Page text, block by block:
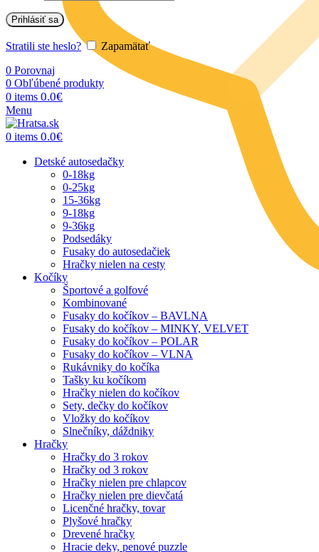
Prihlásiť sa
Stratili ste heslo?
Zapamätať
0 Porovnaj
0 Obľúbené produkty
0 items 0.0€
Menu
0 items 0.0€
Detské autosedačky
0-18kg
0-25kg
15-36kg
9-18kg
9-36kg
Podsedáky
Fusaky do autosedačiek
Hračky nielen na cesty
Kočíky
Športové a golfové
Kombinované
Fusaky do kočíkov – BAVLNA
Fusaky do kočíkov – MINKY, VELVET
Fusaky do kočíkov – POLAR
Fusaky do kočíkov – VLNA
Rukávniky do kočíka
Tašky ku kočíkom
Hračky nielen do kočíkov
Sety, dečky do kočíkov
Vložky do kočíkov
Slnečníky, dáždniky
Hračky
Hračky do 3 rokov
Hračky od 3 rokov
Hračky nielen pre chlapcov
Hračky nielen pre dievčatá
Licenčné hračky, tovar
Plyšové hračky
Drevené hračky
Hracie deky, penové puzzle